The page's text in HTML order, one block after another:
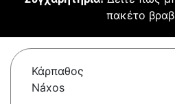
πακέτο
Κάρπαθος
Náxos